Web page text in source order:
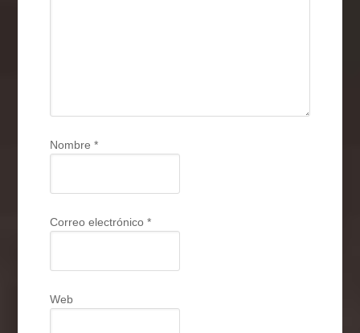
Nombre*
Correo electrónico*
Web